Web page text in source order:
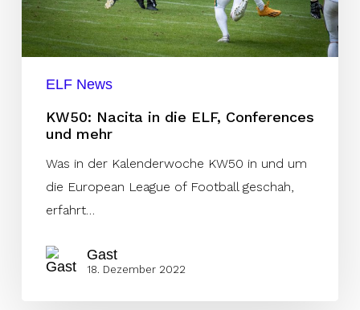
mehr
ELF News
KW50: Nacita in die ELF, Conferences
und mehr
Was in der Kalenderwoche KW50 in und um
die European League of Football geschah,
erfahrt…
Gast
18. Dezember 2022